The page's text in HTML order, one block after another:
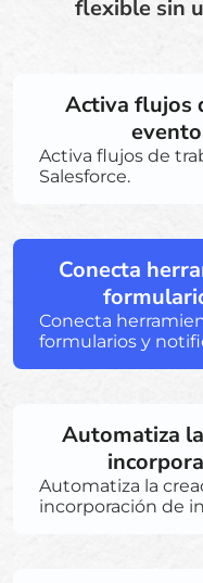
flexible sin
Activa flujos
Activa flujos de
Salesforce.
Conecta
Conecta
formularios y
Automatiza
Automatiza la
incorporación de